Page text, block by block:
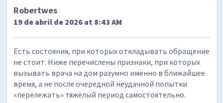
Robertwes
19 de abril de 2026 at 8:43 AM
Есть состояния, при которых откладывать обращение
не стоит. Ниже перечислены признаки, при которых
вызывать врача на дом разумно именно в ближайшее
время, а не после очередной неудачной попытки
«перележать» тяжёлый период самостоятельно.